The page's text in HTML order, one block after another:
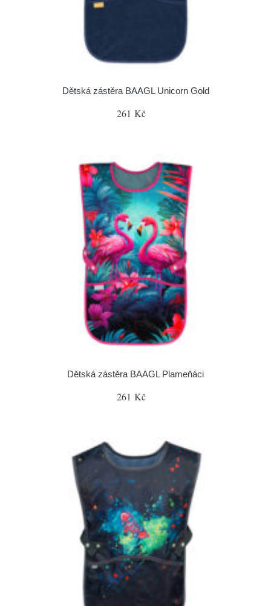
Dětská zástěra BAAGL Unicorn Gold
261 Kč
Dětská zástěra BAAGL Plameňáci
261 Kč